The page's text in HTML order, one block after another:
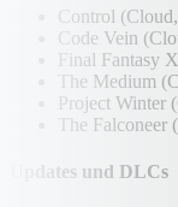
Control
Code Vein
Final Fantasy
The Medium
Project Winter
The
Updates und DLCs